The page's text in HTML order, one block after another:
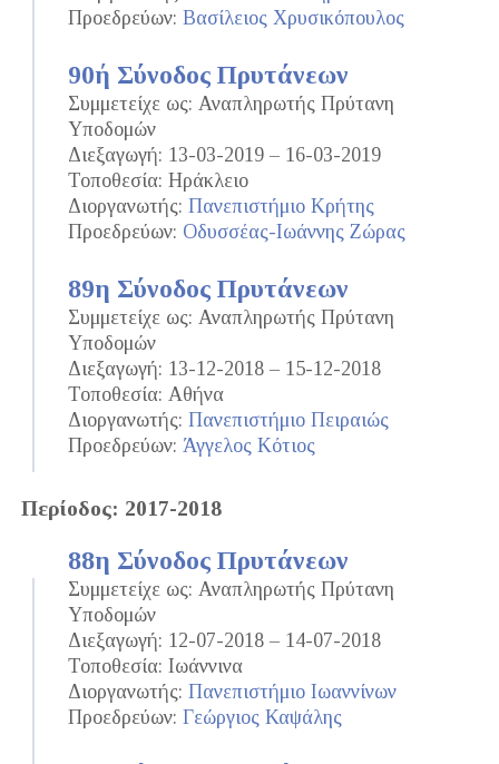
Προεδρεύων: Βασίλειος Χρυσικόπουλος
90ή Σύνοδος Πρυτάνεων
Συμμετείχε ως: Αναπληρωτής Πρύτανη
Υποδομών
Διεξαγωγή: 13-03-2019 – 16-03-2019
Τοποθεσία: Ηράκλειο
Διοργανωτής: Πανεπιστήμιο Κρήτης
Προεδρεύων: Οδυσσέας-Ιωάννης Ζώρας
89η Σύνοδος Πρυτάνεων
Συμμετείχε ως: Αναπληρωτής Πρύτανη
Υποδομών
Διεξαγωγή: 13-12-2018 – 15-12-2018
Τοποθεσία: Αθήνα
Διοργανωτής: Πανεπιστήμιο Πειραιώς
Προεδρεύων: Άγγελος Κότιος
Περίοδος: 2017-2018
88η Σύνοδος Πρυτάνεων
Συμμετείχε ως: Αναπληρωτής Πρύτανη
Υποδομών
Διεξαγωγή: 12-07-2018 – 14-07-2018
Τοποθεσία: Ιωάννινα
Διοργανωτής: Πανεπιστήμιο Ιωαννίνων
Προεδρεύων: Γεώργιος Καψάλης